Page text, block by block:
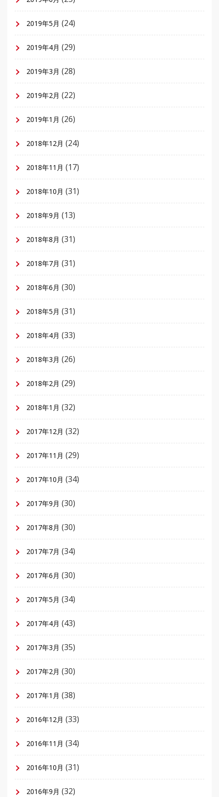
2019年5月 (24)
2019年4月 (29)
2019年3月 (28)
2019年2月 (22)
2019年1月 (26)
2018年12月 (24)
2018年11月 (17)
2018年10月 (31)
2018年9月 (13)
2018年8月 (31)
2018年7月 (31)
2018年6月 (30)
2018年5月 (31)
2018年4月 (33)
2018年3月 (26)
2018年2月 (29)
2018年1月 (32)
2017年12月 (32)
2017年11月 (29)
2017年10月 (34)
2017年9月 (30)
2017年8月 (30)
2017年7月 (34)
2017年6月 (30)
2017年5月 (34)
2017年4月 (43)
2017年3月 (35)
2017年2月 (30)
2017年1月 (38)
2016年12月 (33)
2016年11月 (34)
2016年10月 (31)
2016年9月 (32)